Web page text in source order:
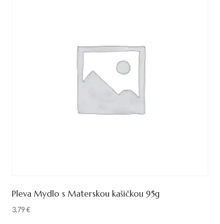
Pleva Mydlo s Materskou kašičkou 95g
3,79€